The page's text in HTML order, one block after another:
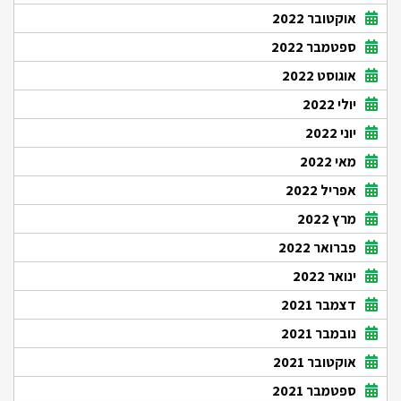
אוקטובר 2022
ספטמבר 2022
אוגוסט 2022
יולי 2022
יוני 2022
מאי 2022
אפריל 2022
מרץ 2022
פברואר 2022
ינואר 2022
דצמבר 2021
נובמבר 2021
אוקטובר 2021
ספטמבר 2021